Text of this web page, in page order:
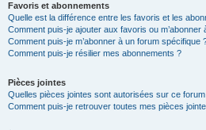
Favoris et abonnements
Quelle est la différence entre les favoris et les
Comment puis-je ajouter aux favoris ou m’abonner
Comment puis-je m’abonner à un forum spécifique
Comment puis-je résilier mes abonnements ?
Pièces jointes
Quelles pièces jointes sont autorisées sur ce
Comment puis-je retrouver toutes mes pièces